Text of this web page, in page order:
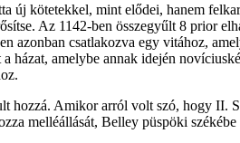
új kötetekkel, mint elődei, hanem
Az 1142-ben összegyűlt 8 prior
azonban csatlakozva egy vitához,
házat, amelybe annak idején
hozzá. Amikor arról volt szó, hogy II.
melléállását, Belley püspöki székébe